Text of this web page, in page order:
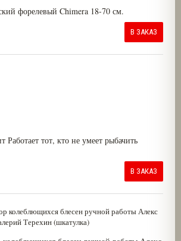
форелевый Chimera 18-70 см.
В ЗАКАЗ
тот, кто не умеет рыбачить
В ЗАКАЗ